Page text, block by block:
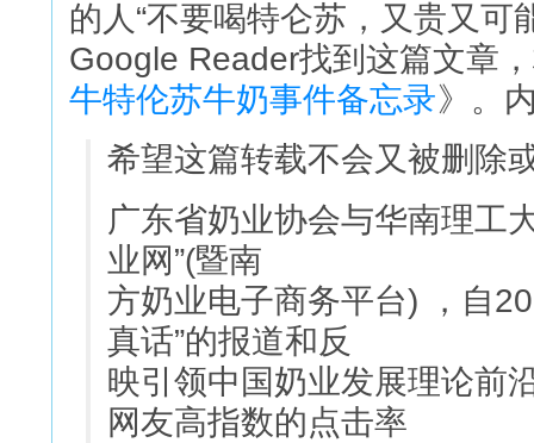
的人“不要喝特仑苏，又贵又可
Google Reader找到这篇文章
牛特伦苏牛奶事件备忘录》。
希望这篇转载不会又被删除
广东省奶业协会与华南理工
业网”(暨南
方奶业电子商务平台) ，自
真话”的报道和反
映引领中国奶业发展理论前
网友高指数的点击率